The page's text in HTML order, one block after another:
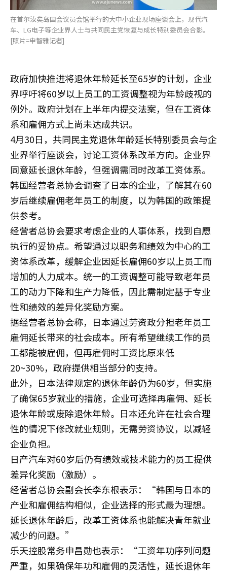
在首尔汝矣岛国会议员会馆举行的大中小企业现场座谈会上，现代汽
车、LG电子等企业界人士与共同民主党恢复与成长特别委员会合影。
[照片=申智雅记者]
政府加快推进将退休年龄延长至65岁的计划，企业
界呼吁将60岁以上员工的工资调整视为年龄歧视的
例外。政府计划在上半年内提交法案，但在工资体
系和雇佣方式上尚未达成共识。
4月30日，共同民主党退休年龄延长特别委员会与企
业界举行座谈会，讨论工资体系改革方向。企业界
同意延长退休年龄，但强调需同时改革工资体系。
韩国经营者总协会调查了日本的企业，了解其在60
岁后继续雇佣老年员工的制度，以为韩国的政策提
供参考。
经营者总协会要求考虑企业的人事体系，找到自愿
执行的妥协点。希望通过以职务和绩效为中心的工
资体系改革，缓解企业因延长雇佣60岁以上员工而
增加的人力成本。统一的工资调整可能导致老年员
工的动力下降和生产力降低，因此需制定基于专业
性和绩效的差异化奖励方案。
据经营者总协会称，日本通过劳资政分担老年员工
雇佣延长带来的社会成本。所有希望继续工作的员
工都能被雇佣，但再雇佣时工资比原来低
20~30%，政府提供相当部分的支持。
此外，日本法律规定的退休年龄仍为60岁，但实施
了确保65岁就业的措施，企业可选择再雇佣、延长
退休年龄或废除退休年龄。日本还允许在社会合理
性的情况下修改就业规则，无需劳资协议，以减轻
企业负担。
日产汽车对60岁后仍有绩效或技术能力的员工提供
差异化奖励（激励）。
经营者总协会副会长李东根表示：“韩国与日本的
产业和雇佣结构相似，企业选择的形式最为理想。
延长退休年龄后，改革工资体系也能解决青年就业
减少的问题。”
乐天控股常务申昌勋也表示：“工资年功序列问题
严重，如果确保年功和雇佣的灵活性，延长退休年